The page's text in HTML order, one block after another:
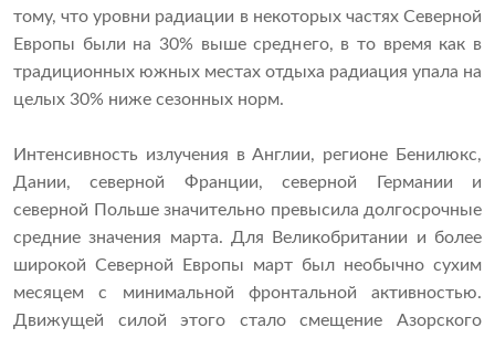
тому, что уровни радиации в некоторых частях Северной
Европы были на 30% выше среднего, в то время как в
традиционных южных местах отдыха радиация упала на
целых 30% ниже сезонных норм.
Интенсивность излучения в Англии, регионе Бенилюкс,
Дании, северной Франции, северной Германии и
северной Польше значительно превысила долгосрочные
средние значения марта. Для Великобритании и более
широкой Северной Европы март был необычно сухим
месяцем с минимальной фронтальной активностью.
Движущей силой этого стало смещение Азорского